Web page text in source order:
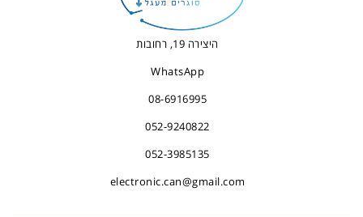
היצירה 19, רחובות
WhatsApp
08-6916995
052-9240822
052-3985135
electronic.can@gmail.com